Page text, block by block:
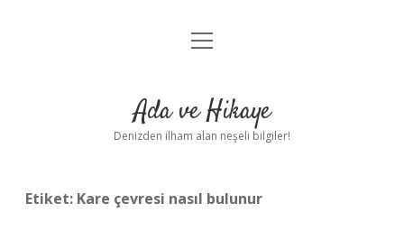
Anasayfa
Yasal Uyarı
menüyü
Ada ve Hikaye
Denizden ilham alan neşeli bilgiler!
Etiket: Kare çevresi nasıl bulunur